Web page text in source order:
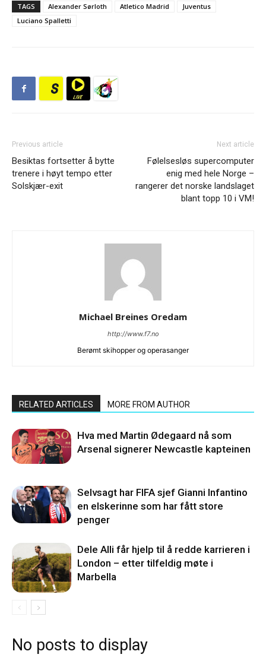
TAGS Alexander Sørloth Atletico Madrid
Juventus
Luciano Spalletti
Previous article
Besiktas fortsetter å bytte
trenere i høyt tempo etter
Solskjær-exit
Next article
Følelsesløs supercomputer
enig med hele Norge –
rangerer det norske landslaget
blant topp 10 i VM!
Michael Breines Oredam
http://www.f7.no
Berømt skihopper og operasanger
RELATED ARTICLES MORE FROM AUTHOR
Hva med Martin Ødegaard nå som
Arsenal signerer Newcastle kapteinen
Selvsagt har FIFA sjef Gianni Infantino
en elskerinne som har fått store
penger
Dele Alli får hjelp til å redde karrieren i
London – etter tilfeldig møte i
Marbella
No posts to display